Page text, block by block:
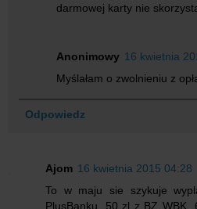
darmowej karty nie
Anonimowy 16 kwietnia
Myślałam o zwolnieniu z
Odpowiedz
Ajom 16 kwietnia 2015 04:28
To w maju sie szykuje
PlusBanku, 50 zl z BZ